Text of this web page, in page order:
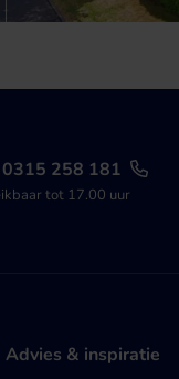
258 181
tot 17.00 uur
Advies & inspiratie